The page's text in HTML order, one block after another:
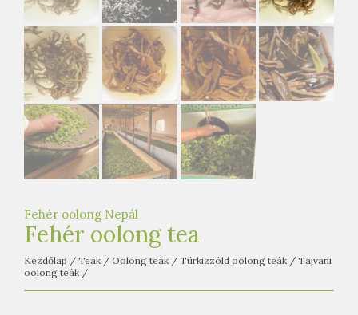
t
e
a
h
á
z
Fehér oolong Nepál
Fehér oolong tea
Kezdőlap / Teák / Oolong teák / Türkizzöld oolong teák / Tajvani
oolong teák /